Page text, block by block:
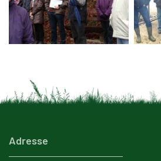
Adresse